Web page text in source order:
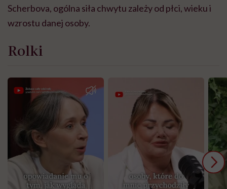
Scherbova, ogólna siła chwytu zależy od płci, wieku i
wzrostu danej osoby.
Rolki